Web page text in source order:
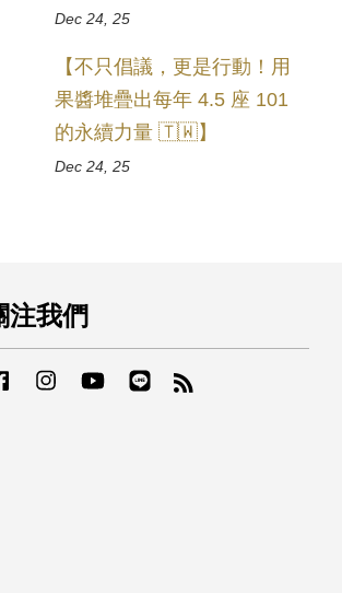
Dec 24, 25
【不只倡議，更是行動！用
果醬堆疊出每年 4.5 座 101
的永續力量 🇹🇼】
Dec 24, 25
注我們
FacebookInstagramYouTubeLine